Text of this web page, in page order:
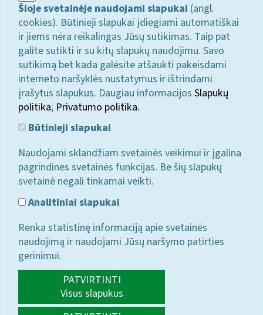
Šioje svetainėje naudojami slapukai (angl.
cookies). Būtinieji slapukai įdiegiami automatiškai
ir jiems nėra reikalingas Jūsų sutikimas. Taip pat
galite sutikti ir su kitų slapukų naudojimu. Savo
sutikimą bet kada galėsite atšaukti pakeisdami
interneto naršyklės nustatymus ir ištrindami
įrašytus slapukus. Daugiau informacijos Slapukų
politika; Privatumo politika.
Būtinieji slapukai
Naudojami sklandžiam svetainės veikimui ir įgalina
pagrindines svetainės funkcijas. Be šių slapukų
svetainė negali tinkamai veikti.
Analitiniai slapukai
Renka statistinę informaciją apie svetainės
naudojimą ir naudojami Jūsų naršymo patirties
gerinimui.
PATVIRTINTI
Visus slapukus